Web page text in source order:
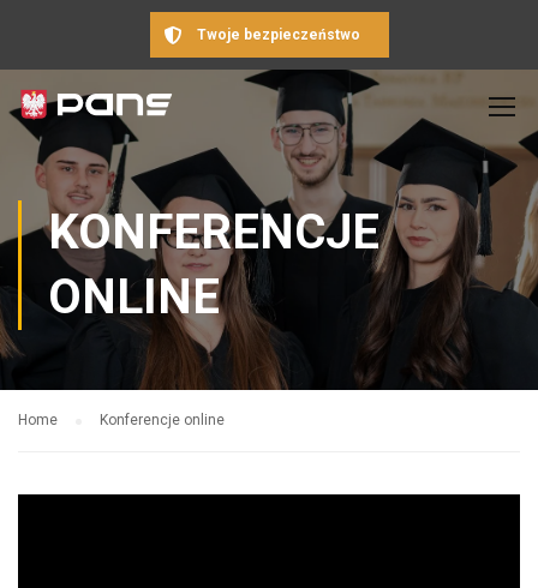
Twoje bezpieczeństwo
KONFERENCJE
ONLINE
Home Konferencje online